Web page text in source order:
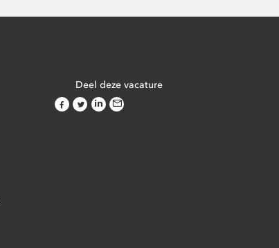
Deel deze vacature